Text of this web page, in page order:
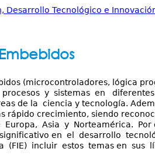
Desarrollo Tecnológico e
(microcontroladores, lógica
y sistemas en
de la ciencia y tecnología.
rápido crecimiento, siendo
Asia y Norteamérica. Por
en el desarrollo
(FIE) incluir estos temas en